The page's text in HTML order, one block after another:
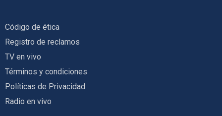
Código de ética
Registro de reclamos
TV en vivo
Términos y condiciones
Políticas de Privacidad
Radio en vivo